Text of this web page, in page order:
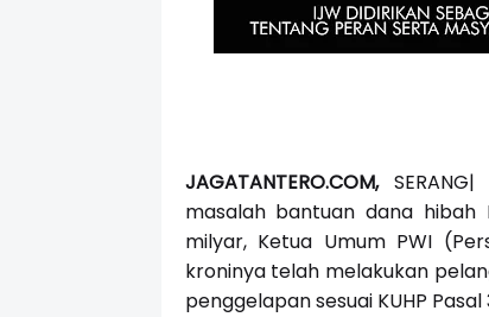
JAGATANTERO.COM,
masalah bantuan dana hibah
milyar, Ketua Umum PWI
kroninya telah melakukan
penggelapan sesuai KUHP